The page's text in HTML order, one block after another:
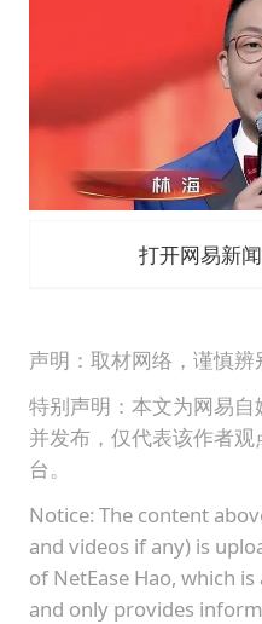
打开网易新
声明：取材网络，谨慎辨
特别声明：本文为网易自
并发布，仅代表该作者
台。
Notice: The content
and videos if any) is
of NetEase Hao, which
and only provides